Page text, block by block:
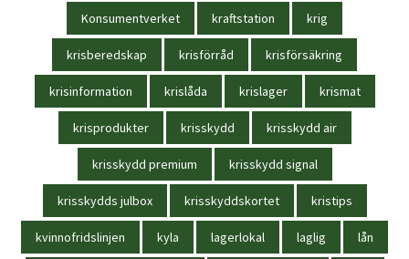
Konsumentverket kraftstation krig
krisberedskap krisförråd krisförsäkring
krisinformation krislåda krislager krismat
krisprodukter krisskydd krisskydd air
krisskydd premium krisskydd signal
krisskydds julbox krisskyddskortet kristips
kvinnofridslinjen kyla lagerlokal laglig lån